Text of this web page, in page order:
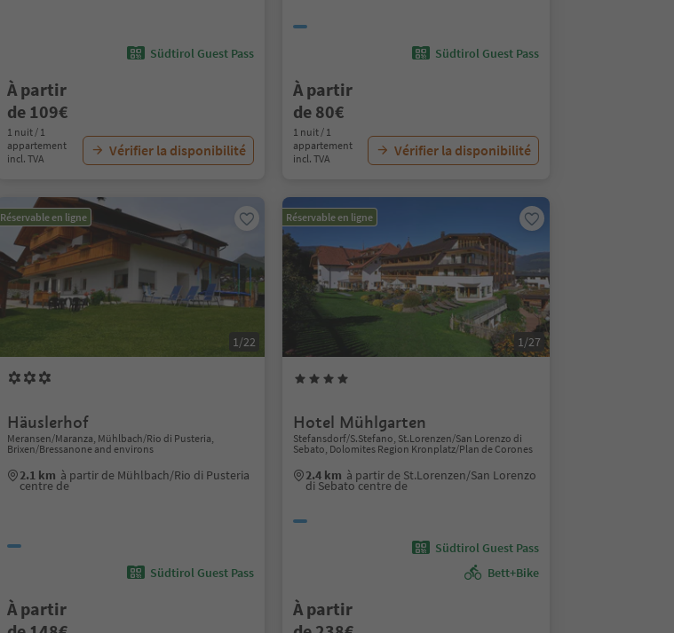
Südtirol Guest Pass
À partir
de 109€
1 nuit / 1
appartement
incl. TVA
Vérifier la disponibilité
Südtirol Guest Pass
À partir
de 80€
1 nuit / 1
appartement
incl. TVA
Vérifier la disponibilité
Réservable en ligne
1/22
Häuslerhof
Meransen/Maranza, Mühlbach/Rio di Pusteria,
Brixen/Bressanone and environs
2.1 km à partir de Mühlbach/Rio di Pusteria
centre de
Südtirol Guest Pass
À partir
Réservable en ligne
1/27
Hotel Mühlgarten
Stefansdorf/S.Stefano, St.Lorenzen/San Lorenzo di
Sebato, Dolomites Region Kronplatz/Plan de Corones
2.4 km à partir de St.Lorenzen/San Lorenzo
di Sebato centre de
Südtirol Guest Pass
Bett+Bike
À partir